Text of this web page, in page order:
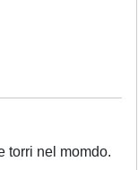
torri nel momdo.